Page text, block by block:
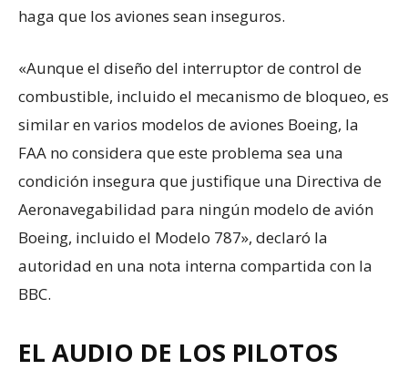
haga que los aviones sean inseguros.
«Aunque el diseño del interruptor de control de
combustible, incluido el mecanismo de bloqueo, es
similar en varios modelos de aviones Boeing, la
FAA no considera que este problema sea una
condición insegura que justifique una Directiva de
Aeronavegabilidad para ningún modelo de avión
Boeing, incluido el Modelo 787», declaró la
autoridad en una nota interna compartida con la
BBC.
EL AUDIO DE LOS PILOTOS